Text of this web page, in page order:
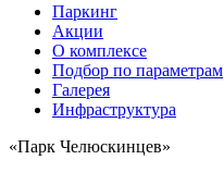
Паркинг
Акции
О комплексе
Подбор по параметрам
Галерея
Инфраструктура
«Парк Челюскинцев»